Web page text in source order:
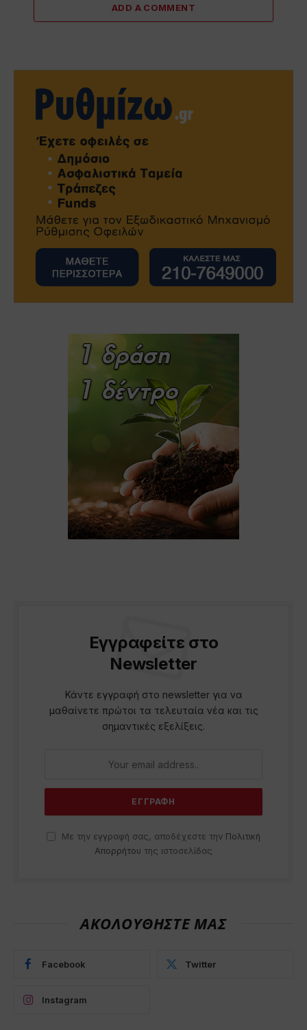
ADD A COMMENT
Εγγραφείτε στο
Newsletter
Κάντε εγγραφή στο newsletter για να
μαθαίνετε πρώτοι τα τελευταία νέα και τις
σημαντικές εξελίξεις.
Με την εγγραφή σας, αποδέχεστε την Πολιτική
Απορρήτου της ιστοσελίδας
ΑΚΟΛΟΥΘΗΣΤΕ ΜΑΣ
Facebook Twitter
Instagram